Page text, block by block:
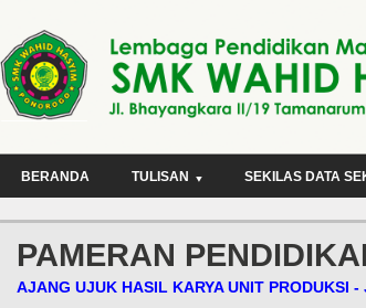
BERANDA TULISAN SEKILAS DATA
PAMERAN
AJANG UJUK HASIL KARYA UNIT PRODUKSI